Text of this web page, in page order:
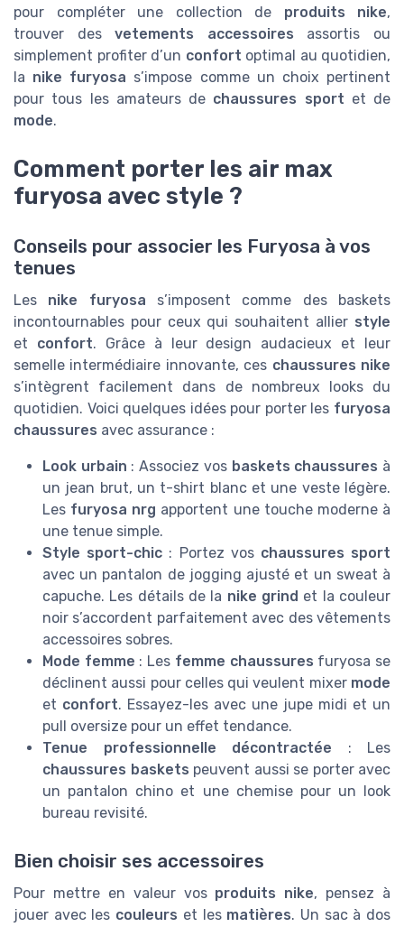
pour compléter une collection de produits nike,
trouver desvetements accessoires assortis ou
simplement profiter d’un confort optimal au quotidien,
la nike furyosa s’impose comme un choix pertinent
pour tous les amateurs de chaussures sport et de
mode.
Comment porter les air max
furyosa avec style ?
Conseils pour associer les Furyosa à vos
tenues
Les nike furyosa s’imposent comme des baskets
incontournables pour ceux qui souhaitent allier style
et confort. Grâce à leur design audacieux et leur
semelle intermédiaire innovante, ces chaussures nike
s’intègrent facilement dans de nombreux looks du
quotidien. Voici quelques idées pour porter les furyosa
chaussures avec assurance :
Look urbain : Associez vos baskets chaussures à
un jean brut, un t-shirt blanc et une veste légère.
Les furyosa nrg apportent une touche moderne à
une tenue simple.
Style sport-chic : Portez vos chaussures sport
avec un pantalon de jogging ajusté et un sweat à
capuche. Les détails de la nike grind et la couleur
noir s’accordent parfaitement avec des vêtements
accessoires sobres.
Mode femme : Les femme chaussures furyosa se
déclinent aussi pour celles qui veulent mixer mode
et confort. Essayez-les avec une jupe midi et un
pull oversize pour un effet tendance.
Tenue professionnelle décontractée : Les
chaussures baskets peuvent aussi se porter avec
un pantalon chino et une chemise pour un look
bureau revisité.
Bien choisir ses accessoires
Pour mettre en valeur vos produits nike, pensez à
jouer avec les couleurs et les matières. Un sac à dos